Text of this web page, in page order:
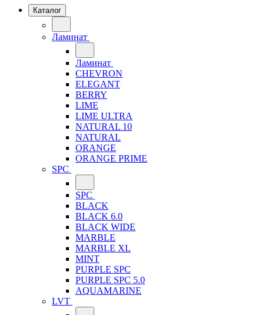
Каталог
Ламинат
Ламинат
CHEVRON
ELEGANT
BERRY
LIME
LIME ULTRA
NATURAL 10
NATURAL
ORANGE
ORANGE PRIME
SPC
SPC
BLACK
BLACK 6.0
BLACK WIDE
MARBLE
MARBLE XL
MINT
PURPLE SPC
PURPLE SPC 5.0
AQUAMARINE
LVT